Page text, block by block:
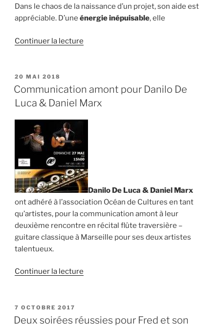
Dans le chaos de la naissance d’un projet, son aide est
appréciable. D’une énergie inépuisable, elle
Continuer la lecture
« Sabine,
une
inépuisable » »
PUBLIÉ
LE
20 MAI 2018
Communication amont pour Danilo De
Luca & Daniel Marx
Danilo De Luca & Daniel Marx
ont adhéré à l’association Océan de Cultures en tant
qu’artistes, pour la communication amont à leur
deuxième rencontre en récital flûte traversière –
guitare classique à Marseille pour ses deux artistes
talentueux.
Continuer la lecture
Danilo
PUBLIÉ
LE
7 OCTOBRE 2017
Deux soirées réussies pour Fred et son